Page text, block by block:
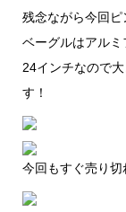
残念ながら今回ピ
ベーグルはアルミ
24インチなので
す！
今回もすぐ売り切